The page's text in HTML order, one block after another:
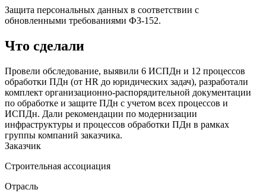
Защита персональных данных в соответствии с
обновленными требованиями ФЗ-152.
Что сделали
Провели обследование, выявили 6 ИСПДн и 12 процессов
обработки ПДн (от HR до юридических задач), разработали
комплект организационно-распорядительной документации
по обработке и защите ПДн с учетом всех процессов и
ИСПДн. Дали рекомендации по модернизации
инфраструктуры и процессов обработки ПДн в рамках
группы компаний заказчика.
Заказчик
Строительная ассоциация
Отрасль